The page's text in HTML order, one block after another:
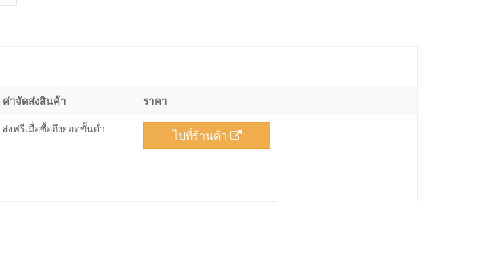
ค่าจัดส่งสินค้า ราคา
ส่งฟรีเมื่อซื้อถึงยอดขั้นต่ำ ไปที่ร้านค้า